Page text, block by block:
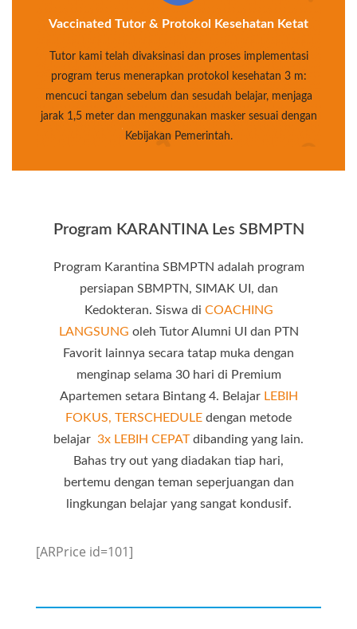
Vaccinated Tutor & Protokol Kesehatan Ketat
Tutor kami telah divaksinasi dan proses implementasi
program terus menerapkan protokol kesehatan 3 m:
mencuci tangan sebelum dan sesudah belajar, menjaga
jarak 1,5 meter dan menggunakan masker sesuai dengan
Kebijakan Pemerintah.
Program KARANTINA Les SBMPTN
Program Karantina SBMPTN adalah program
persiapan SBMPTN, SIMAK UI, dan
Kedokteran. Siswa di COACHING
LANGSUNG oleh Tutor Alumni UI dan PTN
Favorit lainnya secara tatap muka dengan
menginap selama 30 hari di Premium
Apartemen setara Bintang 4. Belajar LEBIH
FOKUS, TERSCHEDULE dengan metode
belajar 3x LEBIH CEPATdibanding yang lain.
Bahas try out yang diadakan tiap hari,
bertemu dengan teman seperjuangan dan
lingkungan belajar yang sangat kondusif.
[ARPrice id=101]